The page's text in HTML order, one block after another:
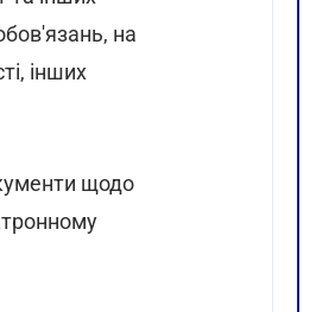
на
інших
щодо